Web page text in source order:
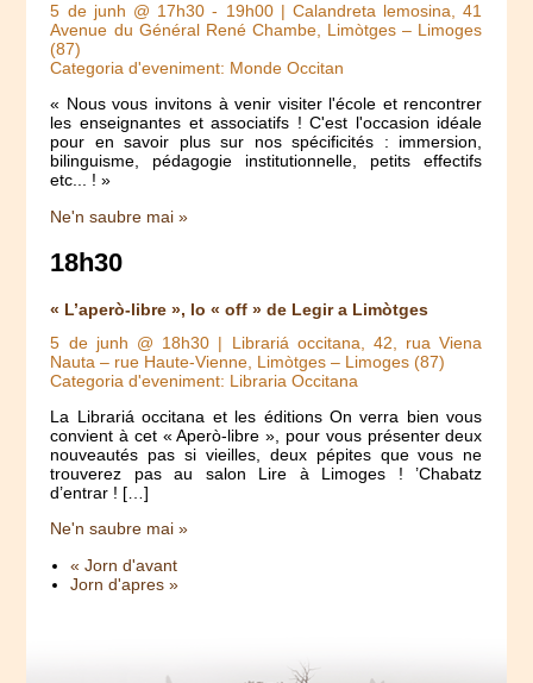
5 de junh @ 17h30 - 19h00| Calandreta lemosina, 41
Avenue du Général René Chambe, Limòtges – Limoges
(87)
Categoria d'eveniment: Monde Occitan
« Nous vous invitons à venir visiter l'école et rencontrer
les enseignantes et associatifs ! C'est l'occasion idéale
pour en savoir plus sur nos spécificités : immersion,
bilinguisme, pédagogie institutionnelle, petits effectifs
etc... ! »
Ne'n saubre mai »
18h30
« L’aperò-libre », lo « off » de Legir a Limòtges
5 de junh @ 18h30 | Librariá occitana, 42, rua Viena
Nauta – rue Haute-Vienne, Limòtges – Limoges (87)
Categoria d'eveniment: Libraria Occitana
La Librariá occitana et les éditions On verra bien vous
convient à cet « Aperò-libre », pour vous présenter deux
nouveautés pas si vieilles, deux pépites que vous ne
trouverez pas au salon Lire à Limoges ! ’Chabatz
d’entrar ! […]
Ne'n saubre mai »
« Jorn d'avant
Jorn d'apres »